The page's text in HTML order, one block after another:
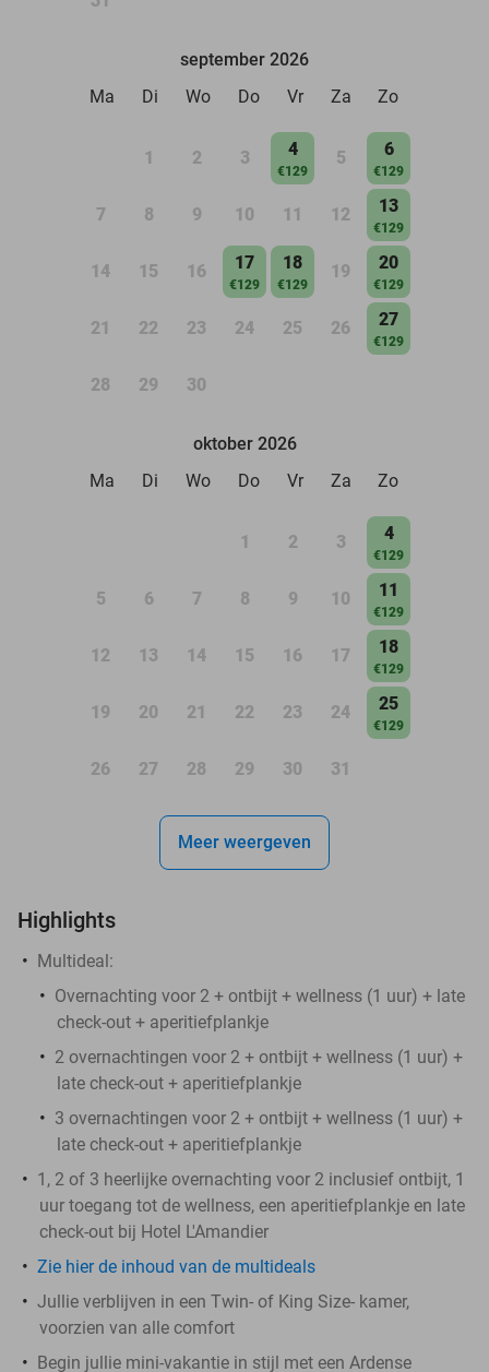
september 2026
Ma
Di Wo Do Vr Za Zo
1 2 3 4
€129
5 6
€129
7 8 9 10 11 12 13
€129
14 15 16 17
€129
18
€129
19 20
€129
21 22 23 24 25 26 27
€129
28 29 30
oktober 2026
Ma
Di Wo Do Vr Za Zo
1 2 3 4
€129
5 6 7 8 9 10 11
€129
12 13 14 15 16 17 18
€129
19 20 21 22 23 24 25
€129
26 27 28 29 30 31
Meer weergeven
Highlights
Multideal:
Overnachting voor 2 + ontbijt + wellness (1 uur) + late
check-out + aperitiefplankje
2 overnachtingen voor 2 + ontbijt + wellness (1 uur) +
late check-out + aperitiefplankje
3 overnachtingen voor 2 + ontbijt + wellness (1 uur) +
late check-out + aperitiefplankje
1, 2 of 3 heerlijke overnachting voor 2 inclusief ontbijt, 1
uur toegang tot de wellness, een aperitiefplankje en late
check-out bij Hotel L'Amandier
Zie hier de inhoud van de multideals
Jullie verblijven in een Twin- of King Size- kamer,
voorzien van alle comfort
Begin jullie mini-vakantie in stijl met een Ardense